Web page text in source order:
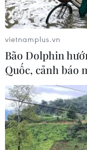
vietnamplus.vn
Bão Dolphin
Quốc, cảnh báo